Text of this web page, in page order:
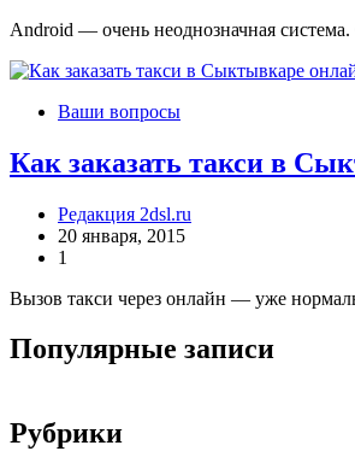
Android — очень неоднозначная
Ваши вопросы
Как заказать такси в
Редакция 2dsl.ru
20 января, 2015
1
Вызов такси через онлайн — уже
Популярные записи
Рубрики